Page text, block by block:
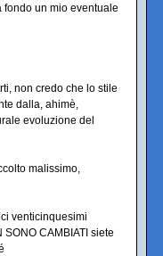
fondo un mio eventuale
non credo che lo stile
dalla, ahimè,
evoluzione del
malissimo,
venticinquesimi
CAMBIATI siete